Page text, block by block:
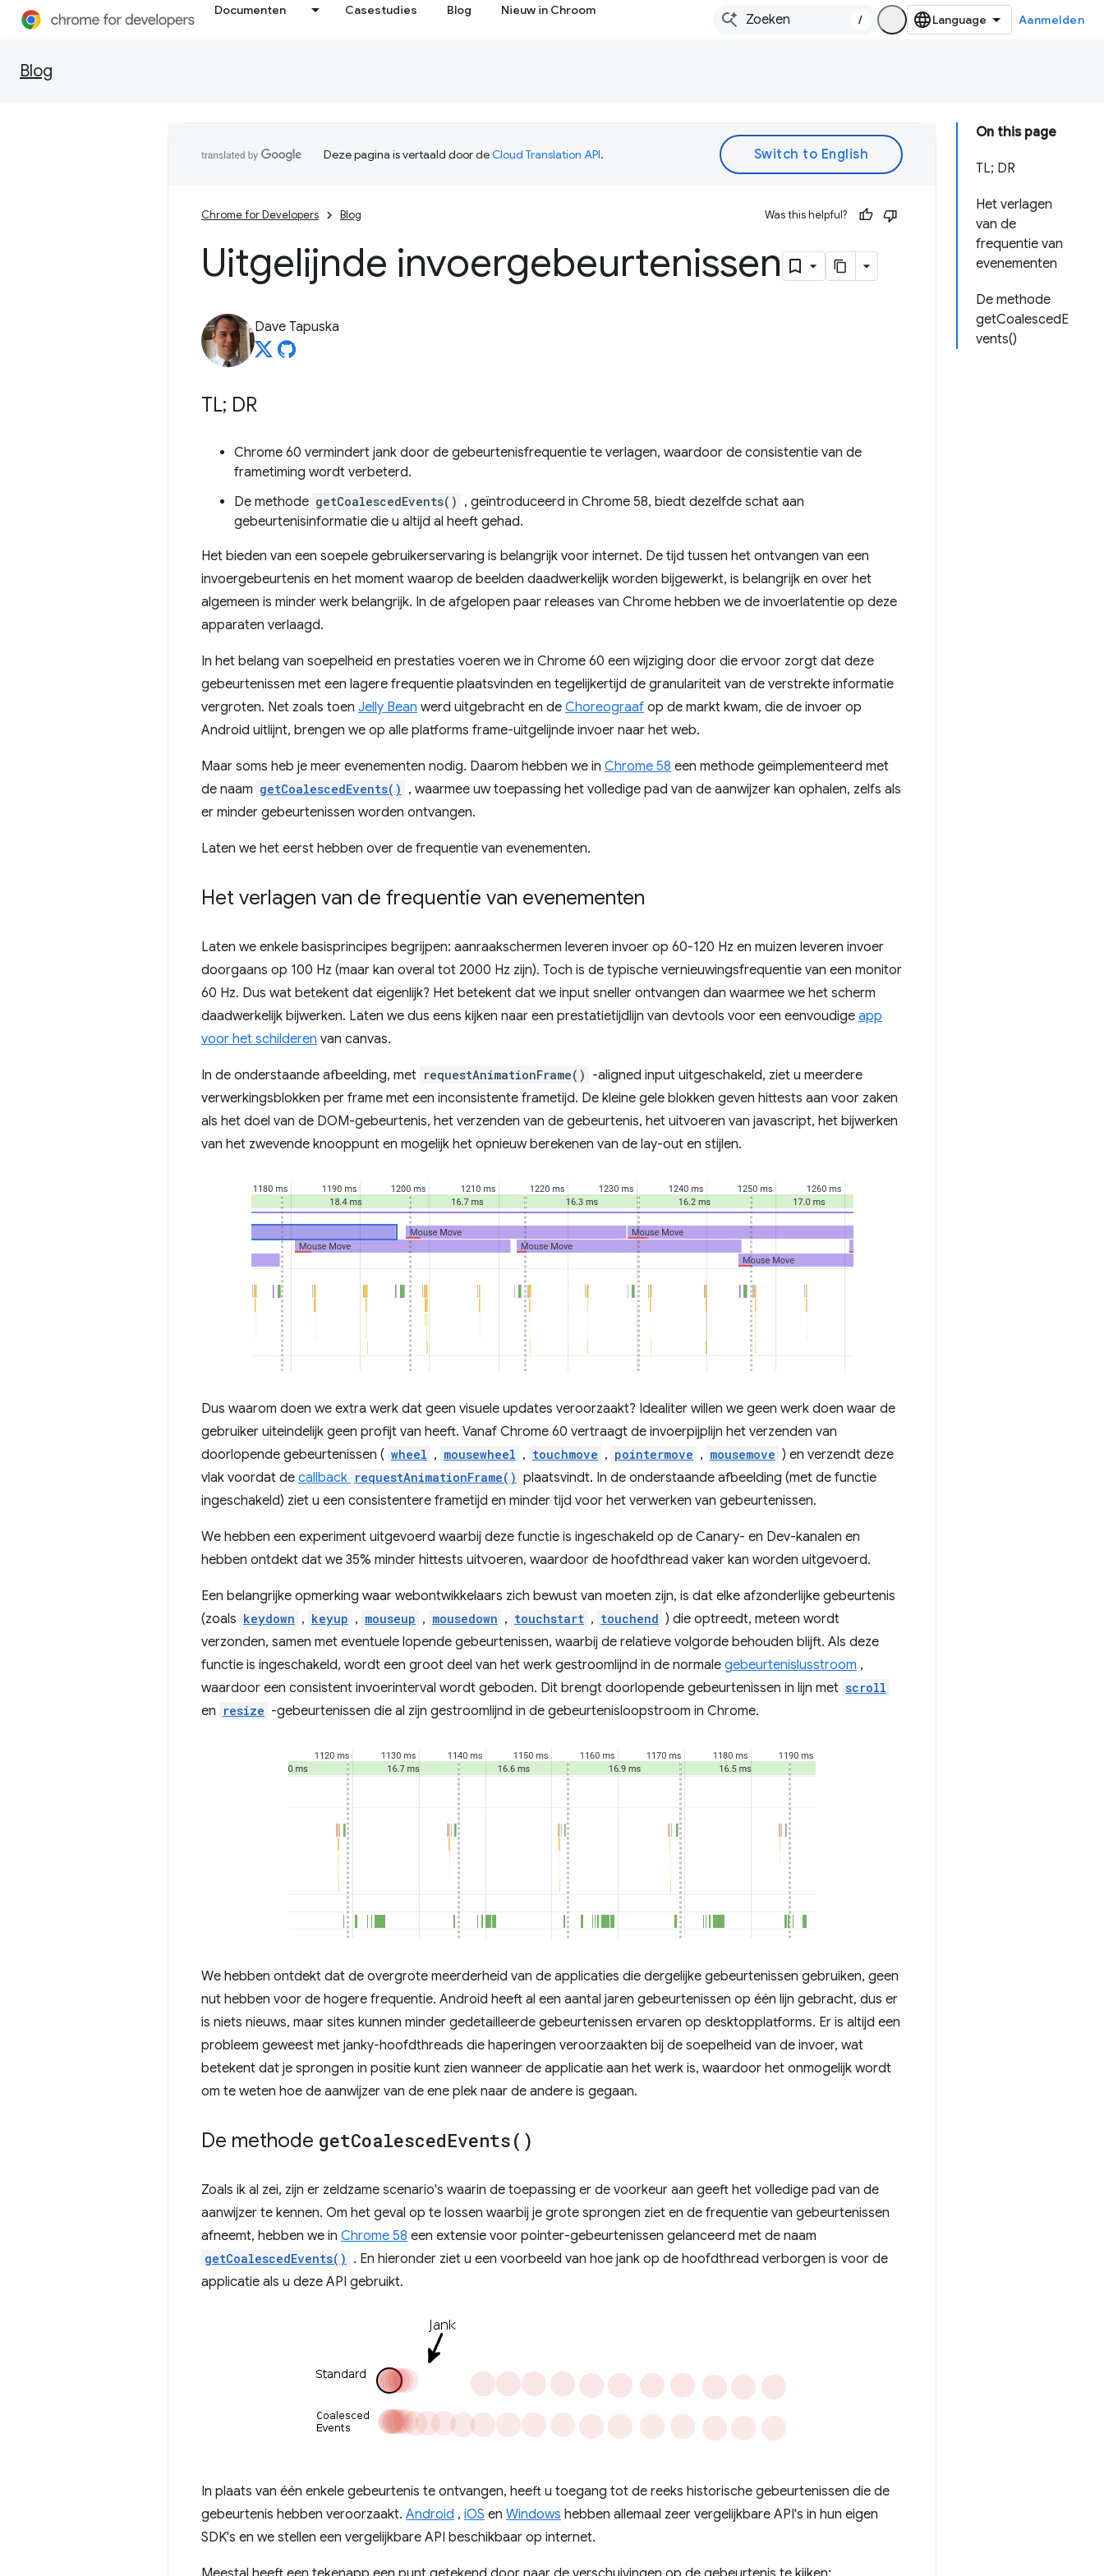
Documenten Casestudies Blog Nieuw in Chroom
/ Aanmelden
Blog
On this page
TL; DR
Het verlagen
van de
frequentie van
evenementen
De methode
getCoalescedE
vents()
Deze pagina is vertaald door deCloud Translation API.
Chrome for Developers Blog Was this helpful?
Uitgelijnde invoergebeurtenissen
Dave Tapuska
TL; DR
Chrome 60 vermindert jank door de gebeurtenisfrequentie te verlagen, waardoor de consistentie van de
frametiming wordt verbeterd.
De methode getCoalescedEvents() , geïntroduceerd in Chrome 58, biedt dezelfde schat aan
gebeurtenisinformatie die u altijd al heeft gehad.
Het bieden van een soepele gebruikerservaring is belangrijk voor internet. De tijd tussen het ontvangen van een
invoergebeurtenis en het moment waarop de beelden daadwerkelijk worden bijgewerkt, is belangrijk en over het
algemeen is minder werk belangrijk. In de afgelopen paar releases van Chrome hebben we de invoerlatentie op deze
apparaten verlaagd.
In het belang van soepelheid en prestaties voeren we in Chrome 60 een wijziging door die ervoor zorgt dat deze
gebeurtenissen met een lagere frequentie plaatsvinden en tegelijkertijd de granulariteit van de verstrekte informatie
vergroten. Net zoals toen Jelly Bean werd uitgebracht en de Choreograaf op de markt kwam, die de invoer op
Android uitlijnt, brengen we op alle platforms frame-uitgelijnde invoer naar het web.
Maar soms heb je meer evenementen nodig. Daarom hebben we in Chrome 58 een methode geïmplementeerd met
de naam getCoalescedEvents() , waarmee uw toepassing het volledige pad van de aanwijzer kan ophalen, zelfs als
er minder gebeurtenissen worden ontvangen.
Laten we het eerst hebben over de frequentie van evenementen.
Het verlagen van de frequentie van evenementen
Laten we enkele basisprincipes begrijpen: aanraakschermen leveren invoer op 60-120 Hz en muizen leveren invoer
doorgaans op 100 Hz (maar kan overal tot 2000 Hz zijn). Toch is de typische vernieuwingsfrequentie van een monitor
60 Hz. Dus wat betekent dat eigenlijk? Het betekent dat we input sneller ontvangen dan waarmee we het scherm
daadwerkelijk bijwerken. Laten we dus eens kijken naar een prestatietijdlijn van devtools voor een eenvoudige app
voor het schilderen van canvas.
In de onderstaande afbeelding, met requestAnimationFrame() -aligned input uitgeschakeld, ziet u meerdere
verwerkingsblokken per frame met een inconsistente frametijd. De kleine gele blokken geven hittests aan voor zaken
als het doel van de DOM-gebeurtenis, het verzenden van de gebeurtenis, het uitvoeren van javascript, het bijwerken
van het zwevende knooppunt en mogelijk het opnieuw berekenen van de lay-out en stijlen.
Dus waarom doen we extra werk dat geen visuele updates veroorzaakt? Idealiter willen we geen werk doen waar de
gebruiker uiteindelijk geen profijt van heeft. Vanaf Chrome 60 vertraagt ​​de invoerpijplijn het verzenden van
doorlopende gebeurtenissen ( wheel , mousewheel , touchmove , pointermove , mousemove ) en verzendt deze
vlak voordat de callback requestAnimationFrame() plaatsvindt. In de onderstaande afbeelding (met de functie
ingeschakeld) ziet u een consistentere frametijd en minder tijd voor het verwerken van gebeurtenissen.
We hebben een experiment uitgevoerd waarbij deze functie is ingeschakeld op de Canary- en Dev-kanalen en
hebben ontdekt dat we 35% minder hittests uitvoeren, waardoor de hoofdthread vaker kan worden uitgevoerd.
Een belangrijke opmerking waar webontwikkelaars zich bewust van moeten zijn, is dat elke afzonderlijke gebeurtenis
(zoals keydown , keyup , mouseup , mousedown , touchstart , touchend ) die optreedt, meteen wordt
verzonden, samen met eventuele lopende gebeurtenissen, waarbij de relatieve volgorde behouden blijft. Als deze
functie is ingeschakeld, wordt een groot deel van het werk gestroomlijnd in de normale gebeurtenislusstroom ,
waardoor een consistent invoerinterval wordt geboden. Dit brengt doorlopende gebeurtenissen in lijn met scroll
en resize -gebeurtenissen die al zijn gestroomlijnd in de gebeurtenisloopstroom in Chrome.
We hebben ontdekt dat de overgrote meerderheid van de applicaties die dergelijke gebeurtenissen gebruiken, geen
nut hebben voor de hogere frequentie. Android heeft al een aantal jaren gebeurtenissen op één lijn gebracht, dus er
is niets nieuws, maar sites kunnen minder gedetailleerde gebeurtenissen ervaren op desktopplatforms. Er is altijd een
probleem geweest met janky-hoofdthreads die haperingen veroorzaakten bij de soepelheid van de invoer, wat
betekent dat je sprongen in positie kunt zien wanneer de applicatie aan het werk is, waardoor het onmogelijk wordt
om te weten hoe de aanwijzer van de ene plek naar de andere is gegaan.
De methode getCoalescedEvents( )
Zoals ik al zei, zijn er zeldzame scenario's waarin de toepassing er de voorkeur aan geeft het volledige pad van de
aanwijzer te kennen. Om het geval op te lossen waarbij je grote sprongen ziet en de frequentie van gebeurtenissen
afneemt, hebben we in Chrome 58 een extensie voor pointer-gebeurtenissen gelanceerd met de naam
getCoalescedEvents() . En hieronder ziet u een voorbeeld van hoe jank op de hoofdthread verborgen is voor de
applicatie als u deze API gebruikt.
In plaats van één enkele gebeurtenis te ontvangen, heeft u toegang tot de reeks historische gebeurtenissen die de
gebeurtenis hebben veroorzaakt. Android , iOS en Windows hebben allemaal zeer vergelijkbare API's in hun eigen
SDK's en we stellen een vergelijkbare API beschikbaar op internet.